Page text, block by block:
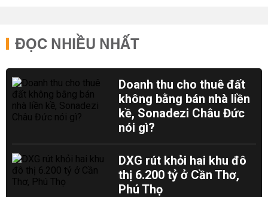
ĐỌC NHIỀU NHẤT
Doanh thu cho thuê đất
không bằng bán nhà liền
kề, Sonadezi Châu Đức
nói gì?
DXG rút khỏi hai khu đô
thị 6.200 tỷ ở Cần Thơ,
Phú Thọ